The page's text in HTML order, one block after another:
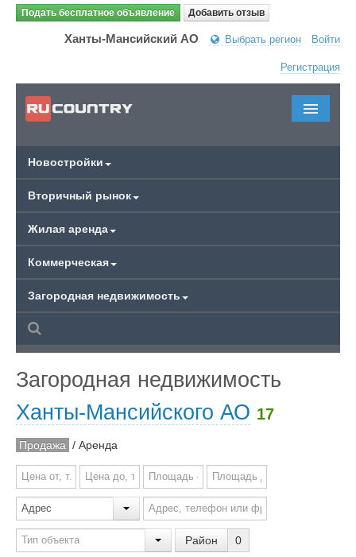
Подать бесплатное объявление Добавить отзыв
Ханты-Мансийский АО Выбрать регион Войти
Регистрация
Новостройки
Вторичный рынок
Жилая аренда
Коммерческая
Загородная недвижимость
Загородная недвижимость
Ханты-Мансийского АО 17
Продажа / Аренда
Район 0